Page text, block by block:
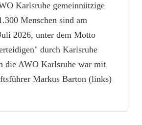
Karlsruhe gemeinnützige
Menschen sind am
2026, unter dem Motto
durch Karlsruhe
die AWO Karlsruhe war mit
Markus Barton (links)